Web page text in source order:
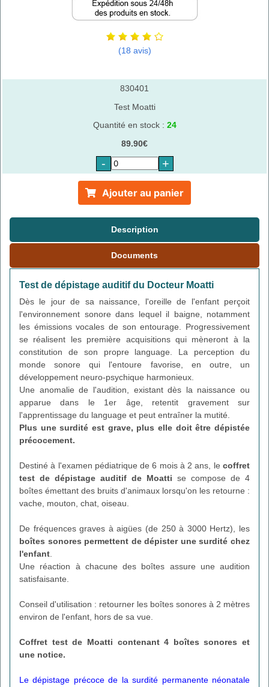
(18 avis)
830401
Test Moatti
Quantité en stock : 24
89.90€
- +
Ajouter au panier
Description
Documents
Test de dépistage auditif du Docteur Moatti
Dès le jour de sa naissance, l'oreille de l'enfant perçoit
l'environnement sonore dans lequel il baigne, notamment
les émissions vocales de son entourage. Progressivement
se réalisent les première acquisitions qui mèneront à la
constitution de son propre language. La perception du
monde sonore qui l'entoure favorise, en outre, un
développement neuro-psychique harmonieux.
Une anomalie de l'audition, existant dès la naissance ou
apparue dans le 1er âge, retentit gravement sur
l'apprentissage du language et peut entraîner la mutité.
Plus une surdité est grave, plus elle doit être dépistée
précocement.
Destiné à l'examen pédiatrique de 6 mois à 2 ans, le coffret
test de dépistage auditif de Moatti se compose de 4
boîtes émettant des bruits d'animaux lorsqu'on les retourne :
vache, mouton, chat, oiseau.
De fréquences graves à aigües (de 250 à 3000 Hertz), les
boîtes sonores permettent de dépister une surdité chez
l'enfant.
Une réaction à chacune des boîtes assure une audition
satisfaisante.
Conseil d'utilisation : retourner les boîtes sonores à 2 mètres
environ de l'enfant, hors de sa vue.
Coffret test de Moatti contenant 4 boîtes sonores et
une notice.
Le dépistage précoce de la surdité permanente néonatale